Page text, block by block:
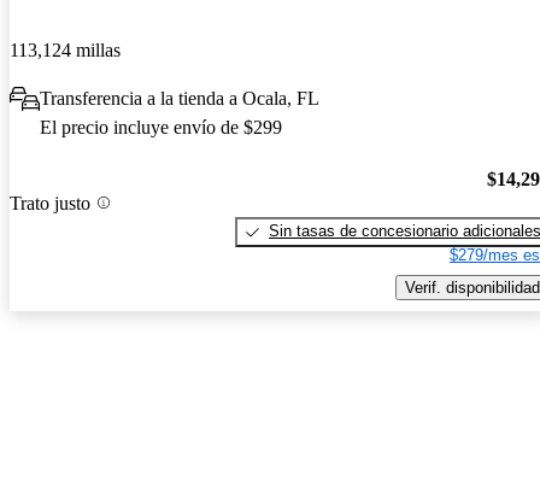
113,124 millas
Transferencia a la tienda a Ocala, FL
El precio incluye envío de $299
Trato justo
Sin tasas de concesionario adicionales
$279/mes
Verif. disponibilidad